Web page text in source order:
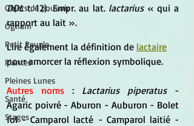
Objets de pouvoir
Ogham
Petit Peuple
Plantes
Pleines Lunes
Santé
Stages
DDL t. 12). Empr. au lat. lactarius « qui a
rapport au lait ».
Lire également la définition de lactaire
pour amorcer la réflexion symbolique.
Autres noms : Lactarius piperatus -
Agaric poivré - Aburon - Auburon - Bolet
fol - Camparol lacté - Camparol laitié -